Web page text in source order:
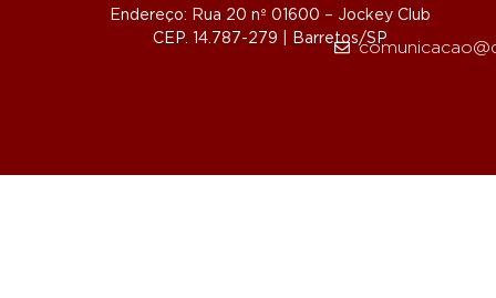
Endereço: Rua 20 nº 01600 – Jockey Club
CEP. 14.787-279 | Barretos/SP